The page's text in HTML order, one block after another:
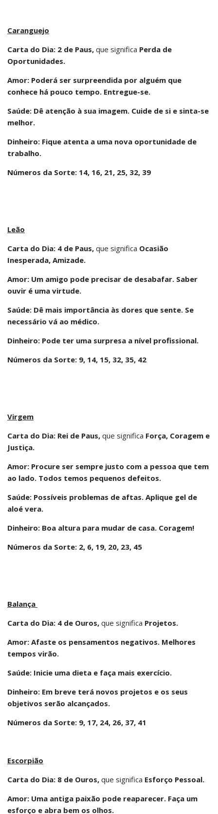
Caranguejo
Carta do Dia: 2 de Paus, que significa Perda de
Oportunidades.
Amor: Poderá ser surpreendida por alguém que
conhece há pouco tempo. Entregue-se.
Saúde: Dê atenção à sua imagem. Cuide de si e sinta-se
melhor.
Dinheiro: Fique atenta a uma nova oportunidade de
trabalho.
Números da Sorte: 14, 16, 21, 25, 32, 39
Leão
Carta do Dia: 4 de Paus, que significa Ocasião
Inesperada, Amizade.
Amor: Um amigo pode precisar de desabafar. Saber
ouvir é uma virtude.
Saúde: Dê mais importância às dores que sente. Se
necessário vá ao médico.
Dinheiro: Pode ter uma surpresa a nível profissional.
Números da Sorte: 9, 14, 15, 32, 35, 42
Virgem
Carta do Dia: Rei de Paus, que significa Força, Coragem e
Justiça.
Amor: Procure ser sempre justo com a pessoa que tem
ao lado. Todos temos pequenos defeitos.
Saúde: Possíveis problemas de aftas. Aplique gel de
aloé vera.
Dinheiro: Boa altura para mudar de casa. Coragem!
Números da Sorte: 2, 6, 19, 20, 23, 45
Balança
Carta do Dia: 4 de Ouros, que significa Projetos.
Amor: Afaste os pensamentos negativos. Melhores
tempos virão.
Saúde: Inicie uma dieta e faça mais exercício.
Dinheiro: Em breve terá novos projetos e os seus
objetivos serão alcançados.
Números da Sorte: 9, 17, 24, 26, 37, 41
Escorpião
Carta do Dia: 8 de Ouros, que significa Esforço Pessoal.
Amor: Uma antiga paixão pode reaparecer. Faça um
esforço e abra bem os olhos.